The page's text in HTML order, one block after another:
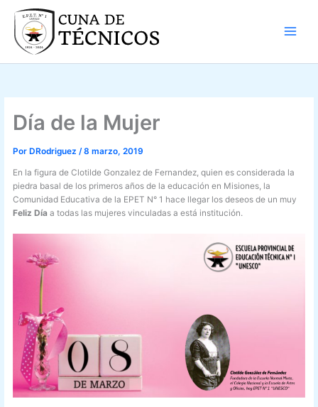
contenido
Día de la Mujer
Por DRodriguez/8 marzo, 2019
En la figura de Clotilde Gonzalez de Fernandez, quien es considerada la
piedra basal de los primeros años de la educación en Misiones, la
Comunidad Educativa de la EPET N° 1 hace llegar los deseos de un muy
Feliz Día a todas las mujeres vinculadas a está institución.